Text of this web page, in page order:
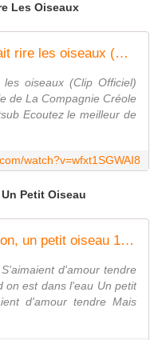
Les Oiseaux
La Compagnie Créole - Ça fait rire les oiseaux (Clip officiel)
oiseaux (Clip Officiel)
de La Compagnie Créole
Ecoutez le meilleur de
watch?v=wfxt1SGWAI8
Petit Oiseau
Juliette Greco Un petit poisson, un petit oiseau 1966
d'amour tendre
on est dans l'eau Un petit
d'amour tendre Mais